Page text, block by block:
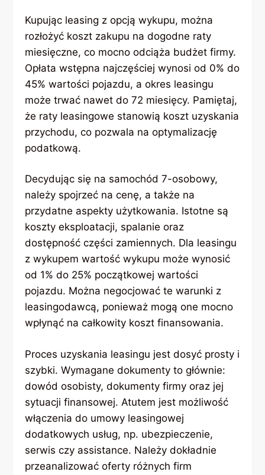
Kupując leasing z opcją wykupu, można
rozłożyć koszt zakupu na dogodne raty
miesięczne, co mocno odciąża budżet firmy.
Opłata wstępna najczęściej wynosi od 0% do
45% wartości pojazdu, a okres leasingu
może trwać nawet do 72 miesięcy. Pamiętaj,
że raty leasingowe stanowią koszt uzyskania
przychodu, co pozwala na optymalizację
podatkową.
Decydując się na samochód 7-osobowy,
należy spojrzeć na cenę, a także na
przydatne aspekty użytkowania. Istotne są
koszty eksploatacji, spalanie oraz
dostępność części zamiennych. Dla leasingu
z wykupem wartość wykupu może wynosić
od 1% do 25% początkowej wartości
pojazdu. Można negocjować te warunki z
leasingodawcą, ponieważ mogą one mocno
wpłynąć na całkowity koszt finansowania.
Proces uzyskania leasingu jest dosyć prosty i
szybki. Wymagane dokumenty to głównie:
dowód osobisty, dokumenty firmy oraz jej
sytuacji finansowej. Atutem jest możliwość
włączenia do umowy leasingowej
dodatkowych usług, np. ubezpieczenie,
serwis czy assistance. Należy dokładnie
przeanalizować oferty różnych firm